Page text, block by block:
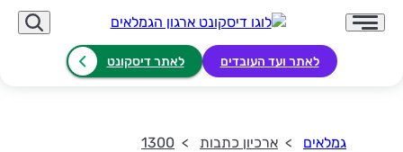
לאתר ועד העובדים לאתר דיסקונט
גמלאים ארכיון כתבות 1300